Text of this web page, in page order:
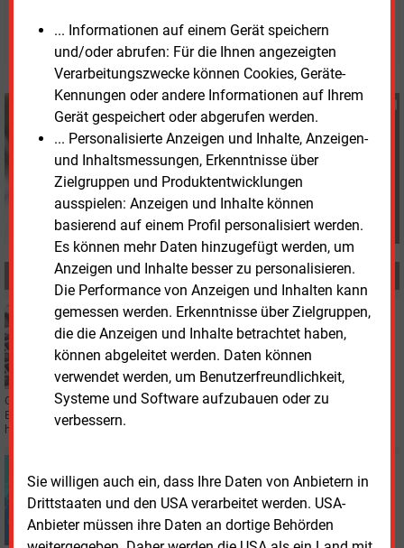
... Informationen auf einem Gerät speichern
und/oder abrufen: Für die Ihnen angezeigten
Verarbeitungszwecke können Cookies, Geräte-
Kennungen oder andere Informationen auf Ihrem
Gerät gespeichert oder abgerufen werden.
... Personalisierte Anzeigen und Inhalte, Anzeigen-
und Inhaltsmessungen, Erkenntnisse über
Zielgruppen und Produktentwicklungen
ausspielen: Anzeigen und Inhalte können
basierend auf einem Profil personalisiert werden.
Es können mehr Daten hinzugefügt werden, um
Anzeigen und Inhalte besser zu personalisieren.
Die Performance von Anzeigen und Inhalten kann
gemessen werden. Erkenntnisse über Zielgruppen,
die die Anzeigen und Inhalte betrachtet haben,
können abgeleitet werden. Daten können
verwendet werden, um Benutzerfreundlichkeit,
Systeme und Software aufzubauen oder zu
verbessern.
Sie willigen auch ein, dass Ihre Daten von Anbietern in
Drittstaaten und den USA verarbeitet werden. USA-
Anbieter müssen ihre Daten an dortige Behörden
© 2026 Energie & Management GmbH
Günter Drewnitzky
+49 (0) 8152 9311 15
G.Drewnitzky@energie-
und-management.de
MEHR ZUM THEMA
Mittwoch, 27.04.2022, 10:48
WIRTSCHAFT
Uniper rutscht im ersten Quartal in die Verlustzone
Gewinnwarnung bei Uniper: Die Fortum-Tochter geht davon aus, dass die
Ergebnisse für die ersten drei Monate des Geschäftsjahres 2022 deutlich
hinter der Markterwartung zurückbleiben.
WASSERSTOFF
Uniper nimmt in Großbritannien blauen Wasserstoff
ins Visier